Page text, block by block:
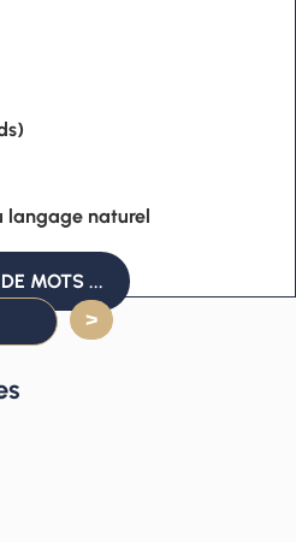
langage naturel
MOTS ...